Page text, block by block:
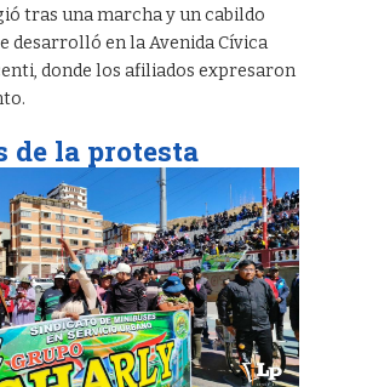
tras una marcha y un cabildo
desarrolló en la Avenida Cívica
donde los afiliados expresaron
de la protesta